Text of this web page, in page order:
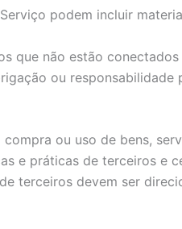
podem incluir
que não estão
ou
ou uso de bens,
e práticas de terceiros e
terceiros devem ser